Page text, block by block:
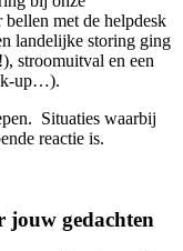
bellen met de helpdesk
landelijke storing ging
stroomuitval en een
up…).
Situaties waarbij
reactie is.
gedachten